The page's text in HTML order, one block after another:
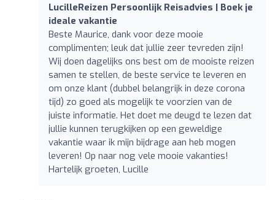
LucilleReizen Persoonlijk Reisadvies | Boek je
ideale vakantie
Beste Maurice, dank voor deze mooie
complimenten; leuk dat jullie zeer tevreden zijn!
Wij doen dagelijks ons best om de mooiste reizen
samen te stellen, de beste service te leveren en
om onze klant (dubbel belangrijk in deze corona
tijd) zo goed als mogelijk te voorzien van de
juiste informatie. Het doet me deugd te lezen dat
jullie kunnen terugkijken op een geweldige
vakantie waar ik mijn bijdrage aan heb mogen
leveren! Op naar nog vele mooie vakanties!
Hartelijk groeten, Lucille